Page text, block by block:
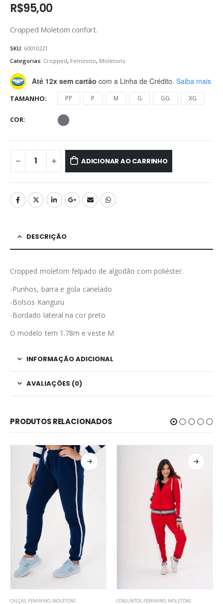
R$95,00
Cropped Moletom confort.
SKU: 60010221
Categorias: Cropped, Feminino, Moletons
Até 12x sem cartão com a Linha de Crédito. Saiba mais
TAMANHO PP P M G GG XG
COR
ADICIONAR AO CARRINHO
DESCRIÇÃO
Cropped moletom felpado de algodão com poliéster.
-Punhos, barra e gola canelado
-Bolsos Kanguru
-Bordado lateral na cor preto
O modelo tem 1.78m e veste M
INFORMAÇÃO ADICIONAL
AVALIAÇÕES (0)
PRODUTOS RELACIONADOS
CONJUNTOS,FEMININO, MOLETONS BLUSAS,FEMININO,MOLETONS